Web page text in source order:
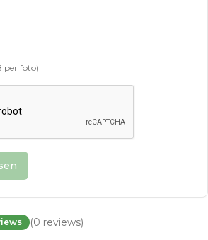
per foto)
(0 reviews)